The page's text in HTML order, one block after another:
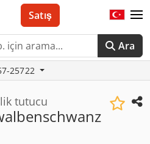
Ara
Satış
25722
tutucu